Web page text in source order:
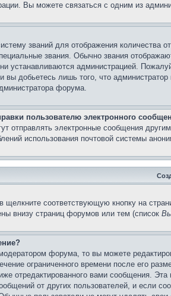
Вы можете связаться с одним из
званий для отображения количества
звания. Обычно звания
устанавливаются администрацией.
добьетесь лишь того, что
форума.
пользователю электронного
отправлять электронные сообщения
использования почтовой системы
соответствующую кнопку на
внизу страниц форумов или тем (список
форума, то вы можете
ограниченного времени после его
отредактированного вами сообщения.
от других пользователей, и если